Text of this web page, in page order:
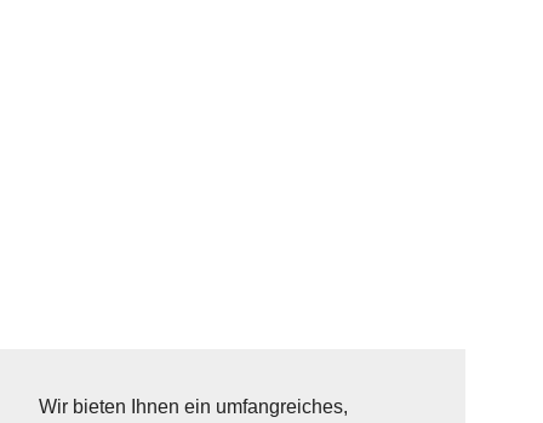
Wir bieten Ihnen ein umfangreiches,